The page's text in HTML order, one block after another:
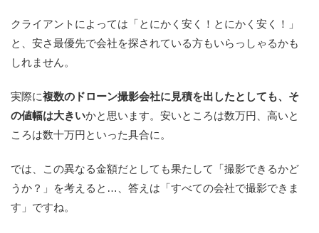
クライアントによっては「とにかく安く！とにかく安く！」
と、安さ最優先で会社を探されている方もいらっしゃるかも
しれません。
実際に複数のドローン撮影会社に見積を出したとしても、そ
の値幅は大きいかと思います。安いところは数万円、高いと
ころは数十万円といった具合に。
では、この異なる金額だとしても果たして「撮影できるかど
うか？」を考えると…、答えは「すべての会社で撮影できま
す」ですね。